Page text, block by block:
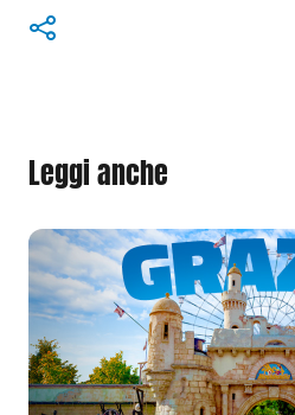
Leggi anche